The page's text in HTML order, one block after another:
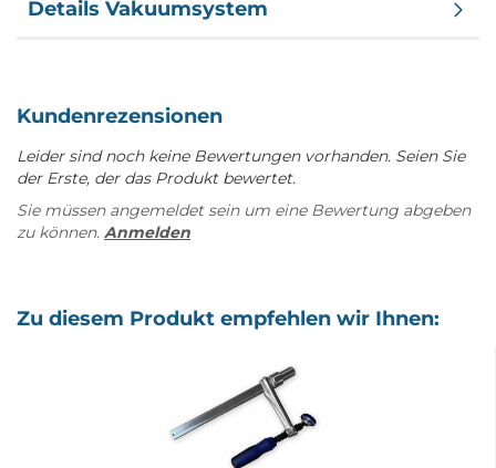
Details Vakuumsystem
Kundenrezensionen
Leider sind noch keine Bewertungen vorhanden. Seien Sie
der Erste, der das Produkt bewertet.
Sie müssen angemeldet sein um eine Bewertung abgeben
zu können. Anmelden
Zu diesem Produkt empfehlen wir Ihnen: